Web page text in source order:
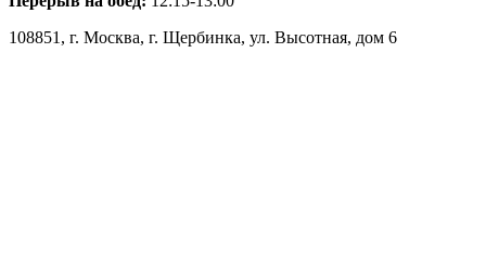
108851, г. Москва, г. Щербинка, ул. Высотная, дом 6